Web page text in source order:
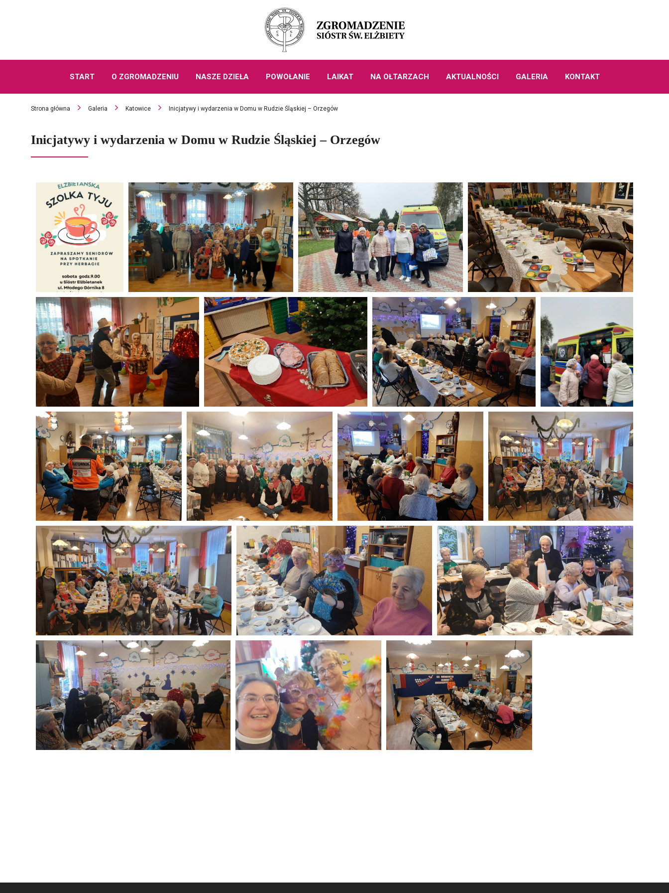
START O ZGROMADZENIU NASZE DZIEŁA POWOŁANIE LAIKAT NA OŁTARZACH AKTUALNOŚCI GALERIA KONTAKT
Strona główna Galeria Katowice Inicjatywy i wydarzenia w Domu w Rudzie Śląskiej – Orzegów
Inicjatywy i wydarzenia w Domu w Rudzie Śląskiej – Orzegów